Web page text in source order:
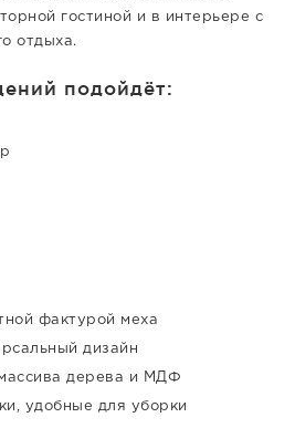
гостиной и в интерьере с
отдыха.
подойдёт:
фактурой меха
дизайн
дерева и МДФ
удобные для уборки